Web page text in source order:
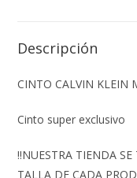
Descripción
CINTO CALVIN KLEIN
Cinto super exclusivo
‼️NUESTRA TIENDA
TALLA DE CADA